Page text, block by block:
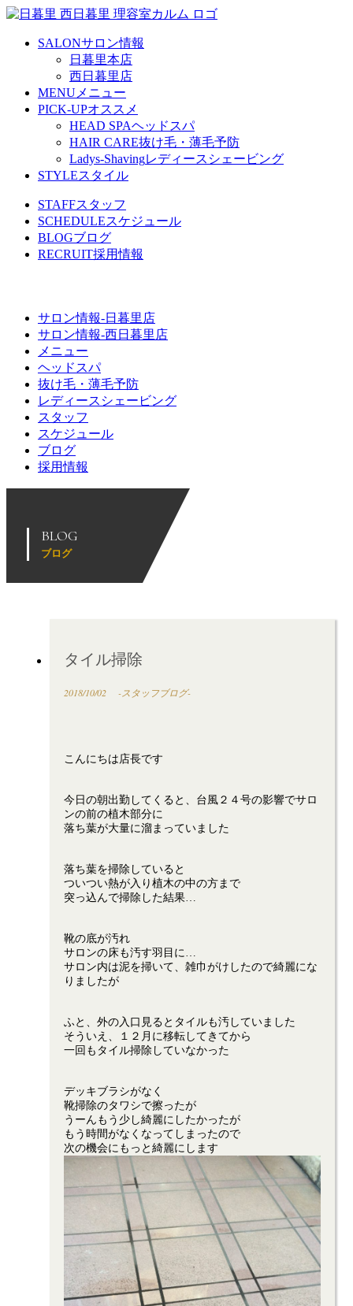
SALONサロン情報
日暮里本店
西日暮里店
MENU メニュー
PICK-UPオススメ
HEAD SPAヘッドスパ
HAIR CARE抜け毛・薄毛予防
Ladys-Shavingレディースシェービング
STYLEスタイル
STAFFスタッフ
SCHEDULEスケジュール
BLOGブログ
RECRUIT採用情報
サロン情報-日暮里店
サロン情報-西日暮里店
メニュー
ヘッドスパ
抜け毛・薄毛予防
レディースシェービング
スタッフ
スケジュール
ブログ
採用情報
BLOG
ブログ
タイル掃除
2018/10/02 -スタッフブログ-
こんにちは店長です
今日の朝出勤してくると、台風２４号の影響でサロ
ンの前の植木部分に
落ち葉が大量に溜まっていました
落ち葉を掃除していると
ついつい熱が入り植木の中の方まで
突っ込んで掃除した結果…
靴の底が汚れ
サロンの床も汚す羽目に…
サロン内は泥を掃いて、雑巾がけしたので綺麗にな
りましたが
ふと、外の入口見るとタイルも汚していました
そういえ、１２月に移転してきてから
一回もタイル掃除していなかった
デッキブラシがなく
靴掃除のタワシで擦ったが
うーんもう少し綺麗にしたかったが
もう時間がなくなってしまったので
次の機会にもっと綺麗にします